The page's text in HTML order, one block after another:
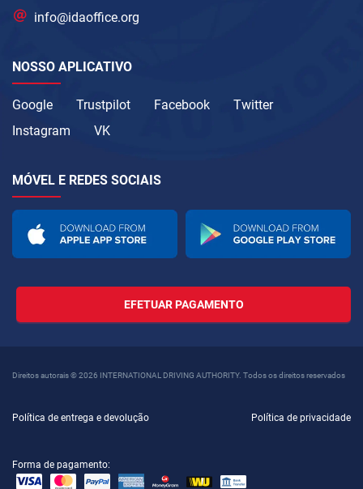
info@idaoffice.org
NOSSO APLICATIVO
Google Trustpilot Facebook
Twitter
Instagram
VK
MÓVEL E REDES SOCIAIS
EFETUAR PAGAMENTO
Direitos autorais © 2026 INTERNATIONAL DRIVING AUTHORITY. Todos os direitos reservados
Política de entrega e devolução Política de privacidade
Forma de pagamento: